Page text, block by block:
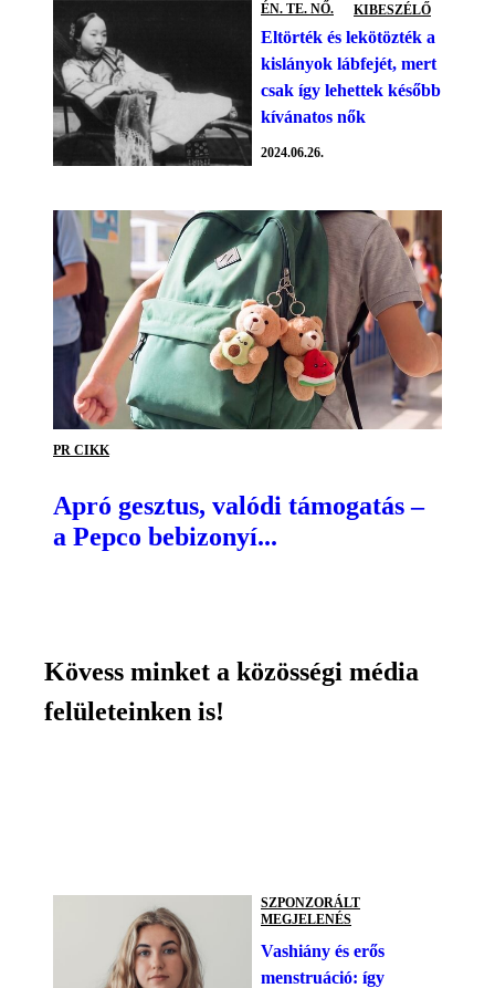
ÉN. TE. NŐ. KIBESZÉLŐ
Eltörték és lekötözték a
kislányok lábfejét, mert
csak így lehettek később
kívánatos nők
2024.06.26.
PR CIKK
Apró gesztus, valódi támogatás –
a Pepco bebizonyí...
Kövess minket a közösségi média
felületeinken is!
SZPONZORÁLT
MEGJELENÉS
Vashiány és erős
menstruáció: így